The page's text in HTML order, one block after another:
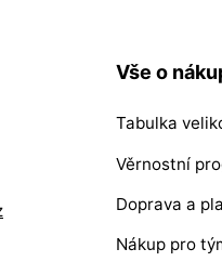
Vše o
Tabulka
Věrnostní
Doprava a
Nákup pro